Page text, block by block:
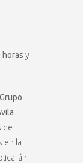
horas y
Grupo
de
en la